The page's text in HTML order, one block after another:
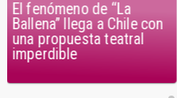
El fenómeno de “La
Ballena” llega a Chile con
una propuesta teatral
imperdible